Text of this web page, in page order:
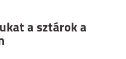
a sztárok a